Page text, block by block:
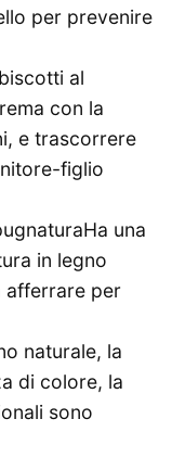
per prevenire
al
con la
e trascorrere
figlio
una
in legno
afferrare per
naturale, la
di colore, la
sono